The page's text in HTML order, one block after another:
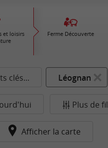
et loisirs
Ferme Découverte
clés... Léognan
Plus de
Afficher la carte